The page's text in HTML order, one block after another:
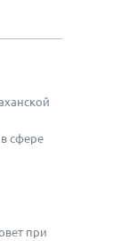
сфере
при